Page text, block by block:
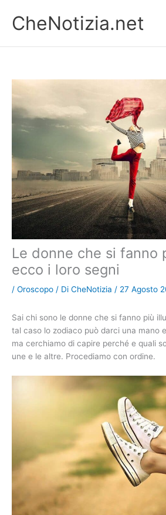
contenuto
CheNotizia.net
Le donne che si fanno
ecco i loro segni
/ Oroscopo / Di CheNotizia / 27 Agosto
Sai chi sono le donne che si fanno più
tal caso lo zodiaco può darci una mano
ma cerchiamo di capire perché e quali
une e le altre. Procediamo con ordine.